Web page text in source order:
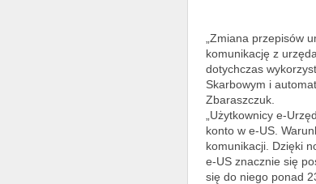
„Zmiana przepisów
komunikację z
dotychczas
Skarbowym i
Zbaraszczuk.
„Użytkownicy e-
konto w e-US.
komunikacji. Dzięki
e-US znacznie się
się do niego ponad